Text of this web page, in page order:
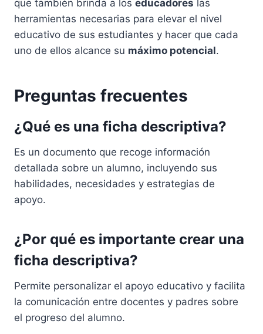
que también brinda a los educadores las
herramientas necesarias para elevar el nivel
educativo de sus estudiantes y hacer que cada
uno de ellos alcance su máximo potencial.
Preguntas frecuentes
¿Qué es una ficha descriptiva?
Es un documento que recoge información
detallada sobre un alumno, incluyendo sus
habilidades, necesidades y estrategias de
apoyo.
¿Por qué es importante crear una
ficha descriptiva?
Permite personalizar el apoyo educativo y facilita
la comunicación entre docentes y padres sobre
el progreso del alumno.